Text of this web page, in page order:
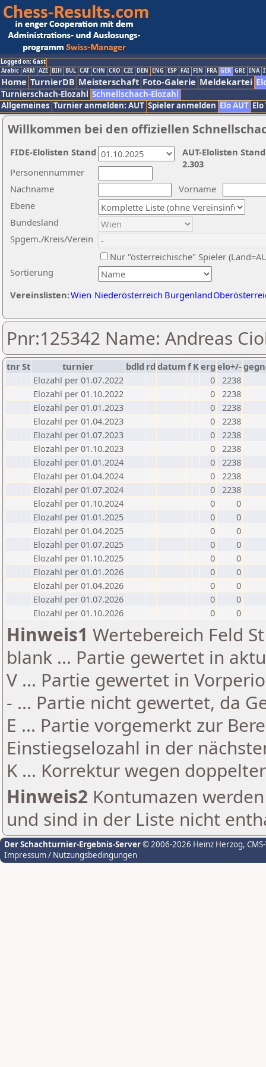
Logged on: Gast
Arabic ARM AZE BIH BUL CAT CHN CRO CZE DEN ENG ESP FAI FIN FRA GER GRE INA
Home TurnierDB Meisterschaft Foto-Galerie Meldekartei
Turnierschach-Elozahl Schnellschach-Elozahl
Allgemeines Turnier anmelden: AUT Spieler anmelden Elo AUT
Willkommen bei den offiziellen
Nachname
Vorname
Ebene
Sortierung
Personennummer
Bundesland
Spgem./Kreis/Verein
Nur "österreichische" Spieler
Vereinslisten:Wien Niederösterreich Burgenland
AUT-Elolisten
2.303
FIDE-Elolisten Stand
Pnr:125342 Name: Andreas
tnrSt turnier bdld rd datumf Kerg elo+/-
Elozahl per 01.07.2022
0 2238
Elozahl per 01.10.2022
0 2238
Elozahl per 01.01.2023
0 2238
Elozahl per 01.04.2023
0 2238
Elozahl per 01.07.2023
0 2238
Elozahl per 01.10.2023
0 2238
Elozahl per 01.01.2024
0 2238
Elozahl per 01.04.2024
0 2238
Elozahl per 01.07.2024
0 2238
Elozahl per 01.10.2024
0
0
Elozahl per 01.01.2025
0
0
Elozahl per 01.04.2025
0
0
Elozahl per 01.07.2025
0
0
Elozahl per 01.10.2025
0
0
Elozahl per 01.01.2026
0
0
Elozahl per 01.04.2026
0
0
Elozahl per 01.07.2026
0
0
Elozahl per 01.10.2026
0 0
Hinweis1 Wertebereich Feld
blank ... Partie gewertet in
V ... Partie gewertet in
- ... Partie nicht gewertet, da
E ... Partie vorgemerkt zur
Einstiegselozahl in der
K ... Korrektur wegen
Hinweis2 Kontumazen
und sind in der Liste nicht
Der Schachturnier-Ergebnis-Server© 2006-2026 Heinz Herzog,
Impressum / Nutzungsbedingungen